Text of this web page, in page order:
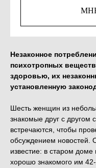
Незаконное
психотропных
здоровью, их
установленную
Шесть женщин из
знакомые друг с другом
встречаются, чтобы
обсуждением новостей.
известие: в старом
хорошо знакомого им